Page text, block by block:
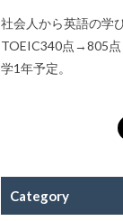
社会人から英語の学
TOEIC340点→805
学1年予定。
Category